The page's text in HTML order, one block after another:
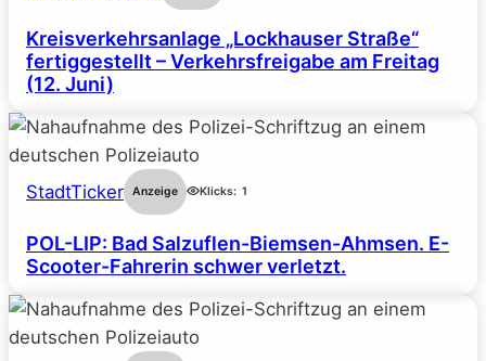
Kreisverkehrsanlage „Lockhauser Straße“
fertiggestellt – Verkehrsfreigabe am Freitag
(12. Juni)
StadtTicker Anzeige Klicks: 1
POL-LIP: Bad Salzuflen-Biemsen-Ahmsen. E-
Scooter-Fahrerin schwer verletzt.